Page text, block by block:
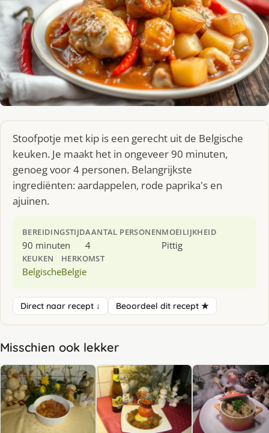
Stoofpotje met kip is een gerecht uit de Belgische
keuken. Je maakt het in ongeveer 90 minuten,
genoeg voor 4 personen. Belangrijkste
ingrediënten: aardappelen, rode paprika's en
ajuinen.
BEREIDINGSTIJD
90 minuten
AANTAL PERSONEN
4
MOEILIJKHEID
Pittig
KEUKEN
Belgische
HERKOMST
Belgie
Direct naar recept ↓ Beoordeel dit recept ★
Misschien ook lekker